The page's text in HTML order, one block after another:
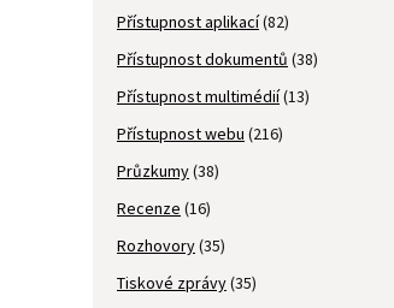
Přístupnost aplikací(82)
Přístupnost dokumentů (38)
Přístupnost multimédií(13)
Přístupnost webu (216)
Průzkumy(38)
Recenze (16)
Rozhovory(35)
Tiskové zprávy(35)